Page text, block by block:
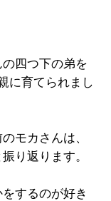
四つ下の弟を
に育てられまし
モカさんは、
り返ります。
するのが好き